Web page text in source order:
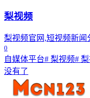
梨视频
梨视频官网,短视频新
0
自媒体平台# 梨视频#
没有了